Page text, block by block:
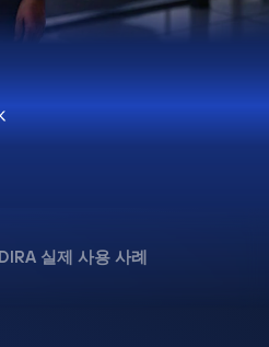
IDIRA 실제 사용 사례